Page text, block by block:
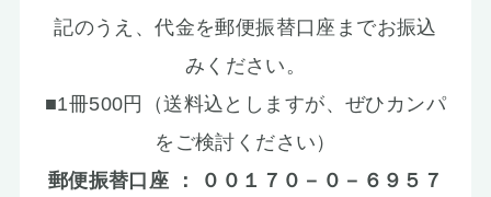
記のうえ、代金を郵便振替口座までお振込
みください。
■1冊500円（送料込としますが、ぜひカンパ
をご検討ください）
郵便振替口座 ： ００１７０－０－６９５７